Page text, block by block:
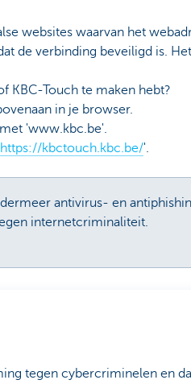
websites waarvan het
dat de verbinding beveiligd is.
KBC-Touch te maken hebt?
in je browser.
'www.kbc.be'.
https://kbctouch.kbc.be/'.
antivirus- en
internetcriminaliteit.
tegen cybercriminelen en